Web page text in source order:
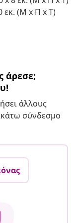
εκ. (Μ x Π x Τ)
άρεσε;
άλλους
σύνδεσμο